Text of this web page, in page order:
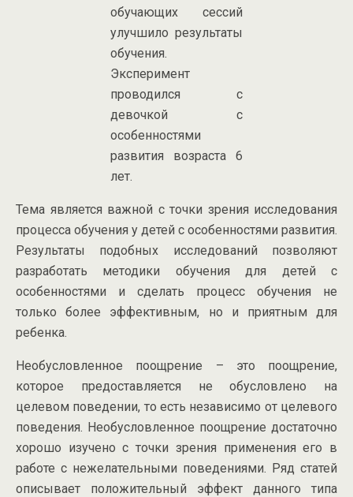
обучающих сессий
улучшило результаты
обучения.
Эксперимент
проводился с
девочкой с
особенностями
развития возраста 6
лет.
Тема является важной с точки зрения исследования
процесса обучения у детей с особенностями развития.
Результаты подобных исследований позволяют
разработать методики обучения для детей с
особенностями и сделать процесс обучения не
только более эффективным, но и приятным для
ребенка.
Необусловленное поощрение – это поощрение,
которое предоставляется не обусловлено на
целевом поведении, то есть независимо от целевого
поведения. Необусловленное поощрение достаточно
хорошо изучено с точки зрения применения его в
работе с нежелательными поведениями. Ряд статей
описывает положительный эффект данного типа